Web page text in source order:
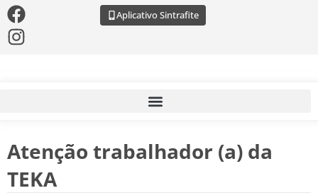
Aplicativo Sintrafite
Atenção trabalhador (a) da
TEKA